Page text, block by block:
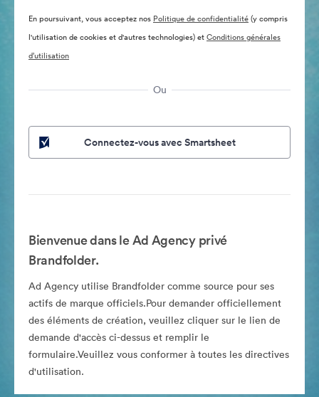
En poursuivant, vous acceptez nos Politique de confidentialité(y compris
l'utilisation de cookies et d'autres technologies) etConditions générales
d’utilisation
Ou
Connectez-vous avec Smartsheet
Bienvenue dans le Ad Agency privé
Brandfolder.
Ad Agency utilise Brandfolder comme source pour ses
actifs de marque officiels.Pour demander officiellement
des éléments de création, veuillez cliquer sur le lien de
demande d'accès ci-dessus et remplir le
formulaire.Veuillez vous conformer à toutes les directives
d'utilisation.